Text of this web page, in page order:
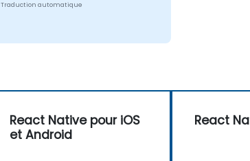
Traduction automatique
React Native pour iOS
et Android
React